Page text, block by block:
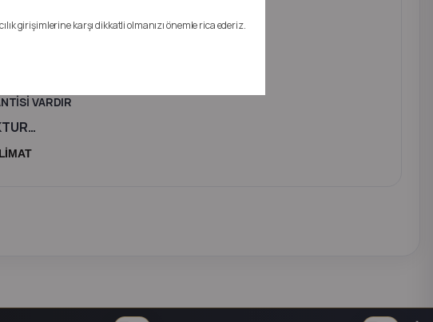
GEÇEBİLİRSİNİZ.
VARDIR
girişimlerine karşı dikkatli olmanızı önemle rica ederiz.